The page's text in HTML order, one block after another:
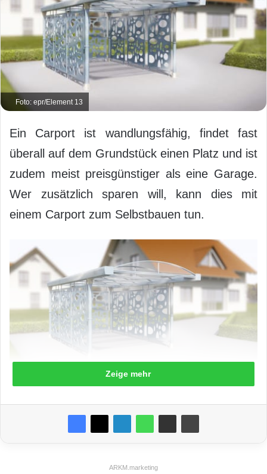
Foto: epr/Element 13
Ein Carport ist wandlungsfähig, findet fast
überall auf dem Grundstück einen Platz und ist
zudem meist preisgünstiger als eine Garage.
Wer zusätzlich sparen will, kann dies mit
einem Carport zum Selbstbauen tun.
Foto: epr/Element 13
Ganz nach den eigenen Vorstellungen geht
dies mit dem individualisierbaren Carport zur
Zeige mehr
ARKM.marketing